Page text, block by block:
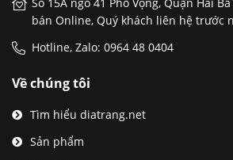
bán Online, Quý khách liên hệ trước
Hotline, Zalo: 0964 48 0404
Về chúng tôi
Tìm hiểu diatrang.net
Sản phẩm